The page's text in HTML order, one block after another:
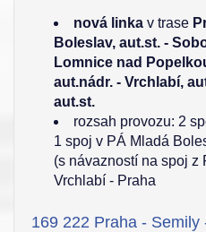
nová linka v trase
Boleslav, aut.st. -
Lomnice nad
aut.nádr. - Vrchlabí,
aut.st.
rozsah provozu: 2
1 spoj v PÁ Mladá
(s návazností na spoj z
Vrchlabí - Praha
169 222 Praha - Semily